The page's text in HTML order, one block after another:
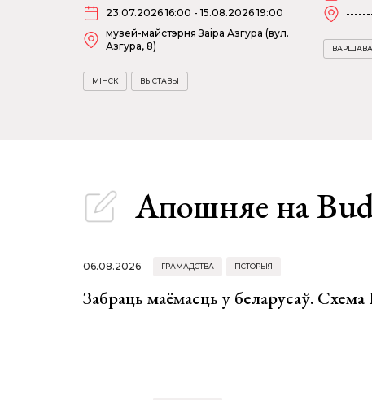
23.07.2026 16:00 - 15.08.2026 19:00
музей-майстэрня Заіра Азгура (вул.
Азгура, 8)
МІНСК ВЫСТАВЫ
ВАРШАВА
Апошняе на
06.08.2026 ГРАМАДСТВА ГІСТОРЫЯ
Забраць маёмасць у беларусаў.